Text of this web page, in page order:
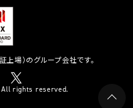
場）のグループ会社です。
rights reserved.